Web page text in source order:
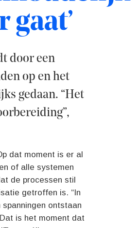
gaat’
door een
op en het
gedaan. “Het
dat moment is er al
of alle systemen
de processen stil
getroffen is. “In
ontstaan
is het moment dat